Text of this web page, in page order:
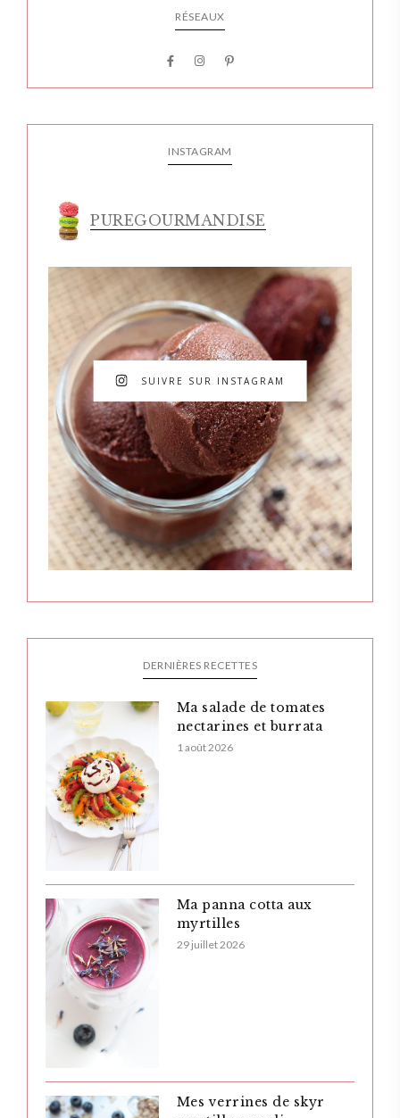
RÉSEAUX
INSTAGRAM
PUREGOURMANDISE
SUIVRE SUR INSTAGRAM
DERNIÈRES RECETTES
Ma salade de tomates
nectarines et burrata
1 août 2026
Ma panna cotta aux
myrtilles
29 juillet 2026
Mes verrines de skyr